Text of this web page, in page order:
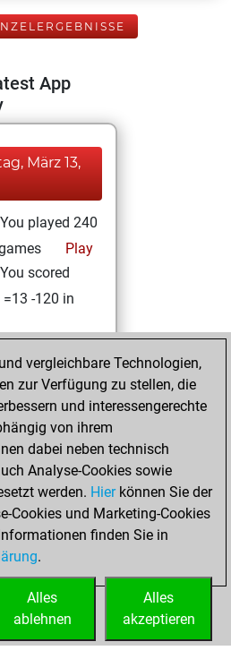
App
März 13,
You played 240
Play
You scored
-120 in
played 158
games
scored +57
in bullet
August
played 2
Play
scored +0
in slow games
vergleichbare Technologien,
zur Verfügung zu stellen, die
und interessengerechte
von ihrem
dabei neben technisch
Analyse-Cookies sowie
werden. Hierkönnen Sie der
Cookies und Marketing-Cookies
finden Sie in
.
Alles
akzeptieren
Alles
ablehnen